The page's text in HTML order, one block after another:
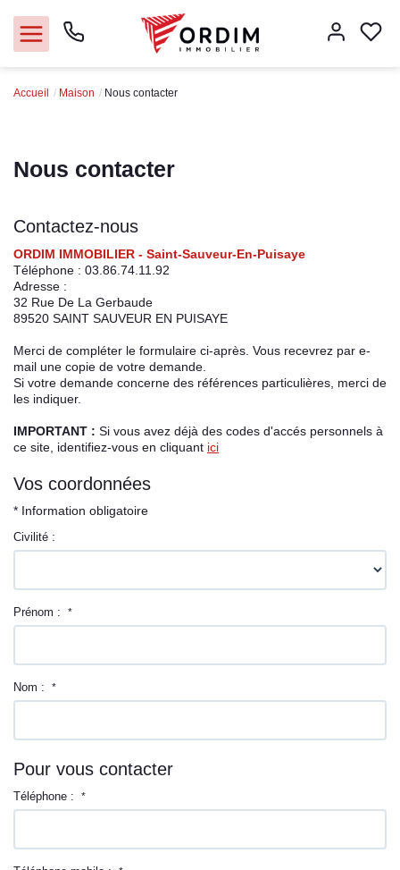
Acheter
Vendre
Immobilier pro
Faire gérer
Syndic
Espace client
Accueil Maison Nous contacter
Nous contacter
Contactez-nous
ORDIM IMMOBILIER - Saint-Sauveur-En-Puisaye
Téléphone : 03.86.74.11.92
Adresse :
32 Rue De La Gerbaude
89520 SAINT SAUVEUR EN PUISAYE
Merci de compléter le formulaire ci-après. Vous recevrez par e-
mail une copie de votre demande.
Si votre demande concerne des références particulières, merci de
les indiquer.
IMPORTANT : Si vous avez déjà des codes d'accés personnels à
ce site, identifiez-vous en cliquant ici
Vos coordonnées
* Information obligatoire
Civilité :
Prénom : *
Nom : *
Pour vous contacter
Téléphone : *